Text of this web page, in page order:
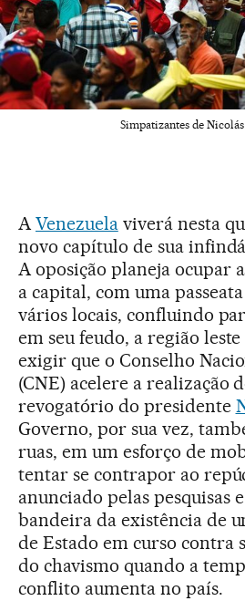
Simpatizantes de
AVenezuelaviverá nesta
novo capítulo de sua
A oposição planeja ocupar
a capital, com uma
vários locais, confluindo
em seu feudo, a região
exigir que o Conselho
(CNE) acelere a realização
revogatório do presidente
Governo, por sua vez,
ruas, em um esforço de
tentar se contrapor ao
anunciado pelas pesquisas
bandeira da existência de
de Estado em curso contra
do chavismo quando a
conflito aumenta no país.